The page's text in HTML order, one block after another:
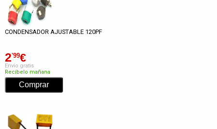
CONDENSADOR AJUSTABLE 120PF
2'99€
Envío gratis
Recíbelo mañana